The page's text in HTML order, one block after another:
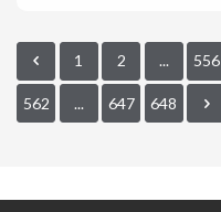
1 2 ... 556
562 ... 647 648